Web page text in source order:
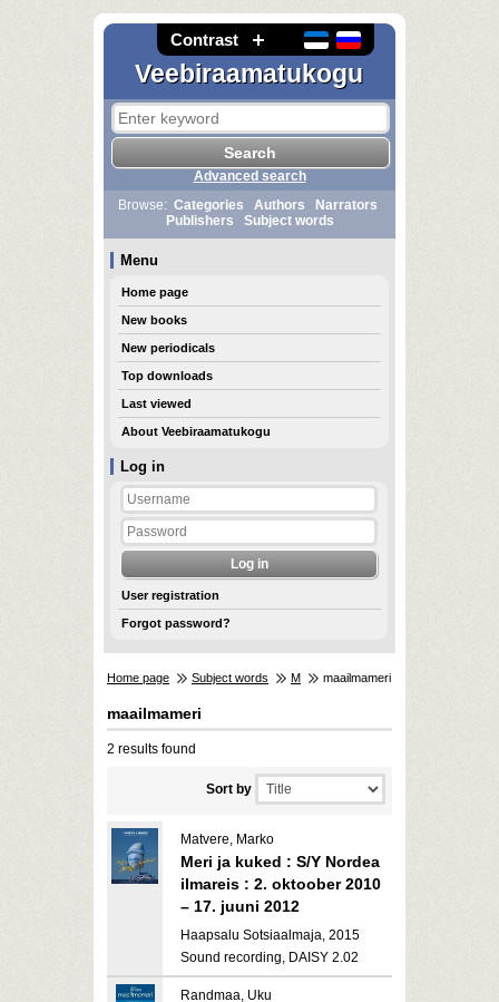
Contrast
Veebiraamatukogu
Log in
User registration
Forgot password?
Advanced search
Browse: Categories Authors
Narrators
Publishers
Subject words
Menu
Home page
New books
New periodicals
Top downloads
Last viewed
About Veebiraamatukogu
Home page Subject words M maailmameri
maailmameri
2 results found
Sort by
Matvere, Marko
Meri ja kuked : S/Y Nordea
ilmareis : 2. oktoober 2010
– 17. juuni 2012
Haapsalu Sotsiaalmaja, 2015
Sound recording, DAISY 2.02
Randmaa, Uku